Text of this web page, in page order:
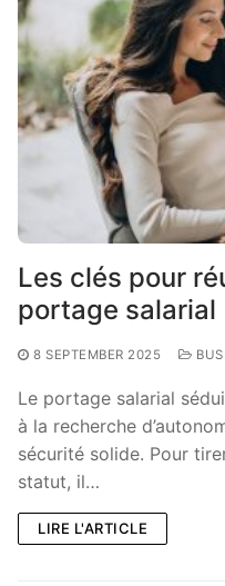
Les clés pour
portage salarial
8 SEPTEMBER 2025
Le portage salarial
à la recherche
sécurité solide. Pour
statut, il…
LIRE L'ARTICLE